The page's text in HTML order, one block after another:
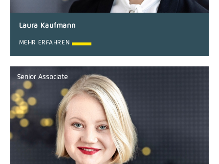
Laura Kaufmann
MEHR ERFAHREN
Senior Associate